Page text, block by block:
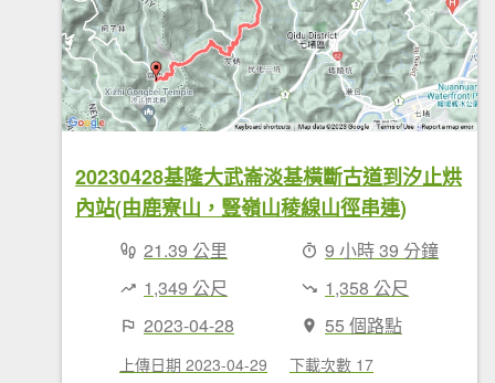
20230428基隆大武崙淡基橫斷古道到汐止烘
內站(由鹿寮山，豎嶺山稜線山徑串連)
21.39 公里
9 小時 39 分鐘
1,349 公尺
1,358 公尺
2023-04-28
55 個路點
上傳日期 2023-04-29 下載次數 17